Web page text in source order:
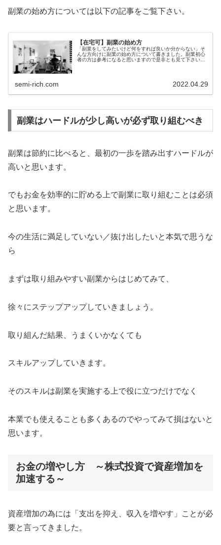
副業の始め方については以下の記事をご覧下さい。
【在宅可】副業の始め方
「副業をしてみたいけど何をすれば良いか分からない」そ
んな方向けに副業の始め方について書きました。副業初心
者の方は参考になると思いますので是非とも見て下さい。
semi-rich.com 2022.04.29
副業はハードルが少し高いが必ず取り組むべき
副業は節約に比べると、最初の一歩を踏み出すハードルが
高いと思います。
でもお金を効率的に貯める上で副業に取り組むことは必須
と思います。
今の生活に満足していない／抜け出したいと本気で思うな
ら
まずは取り組みやすい副業からはじめてみて、
徐々にステップアップしていきましょう。
取り組んだ結果、うまくいかなくても
スキルアップしていきます。
そのスキルは副業を実施する上で役に立つだけでなく
本業でも使えることも多くあるのでやってみて損はないと
思います。
お金の増やし方 ～株式投資で資産増加を
加速する～
資産増加の為には「支出を抑え、収入を増やす」ことが必
要と言ってきました。